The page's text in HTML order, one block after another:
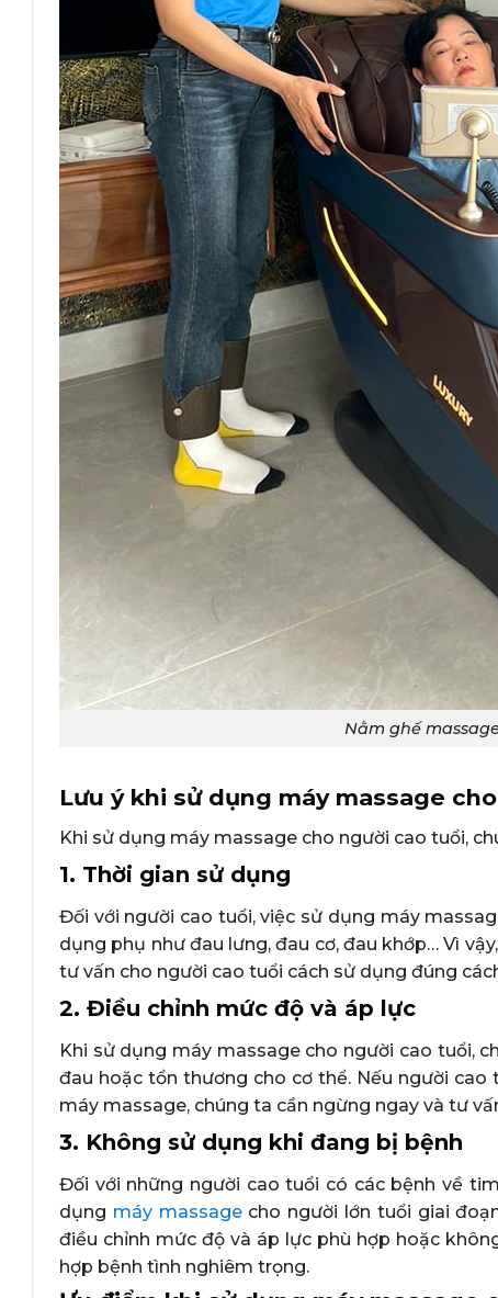
Nằm ghế
Lưu ý khi sử dụng máy massage
Khi sử dụng máy massage cho người cao tuổi,
1. Thời gian sử dụng
Đối với người cao tuổi, việc sử dụng máy
dụng phụ như đau lưng, đau cơ, đau khớp… Vì
tư vấn cho người cao tuổi cách sử dụng đúng
2. Điều chỉnh mức độ và áp lực
Khi sử dụng máy massage cho người cao tuổi,
đau hoặc tổn thương cho cơ thể. Nếu người
máy massage, chúng ta cần ngừng ngay và tư
3. Không sử dụng khi đang bị bệnh
Đối với những người cao tuổi có các bệnh về
dụng máy massagecho người lớn tuổi giai
điều chỉnh mức độ và áp lực phù hợp hoặc
hợp bệnh tình nghiêm trọng.